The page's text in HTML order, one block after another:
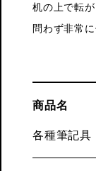
机の上で転
問わず非常
商品名
各種筆記具